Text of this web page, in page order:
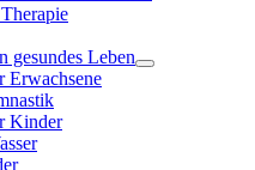
gesundes Leben
Erwachsene
Kinder